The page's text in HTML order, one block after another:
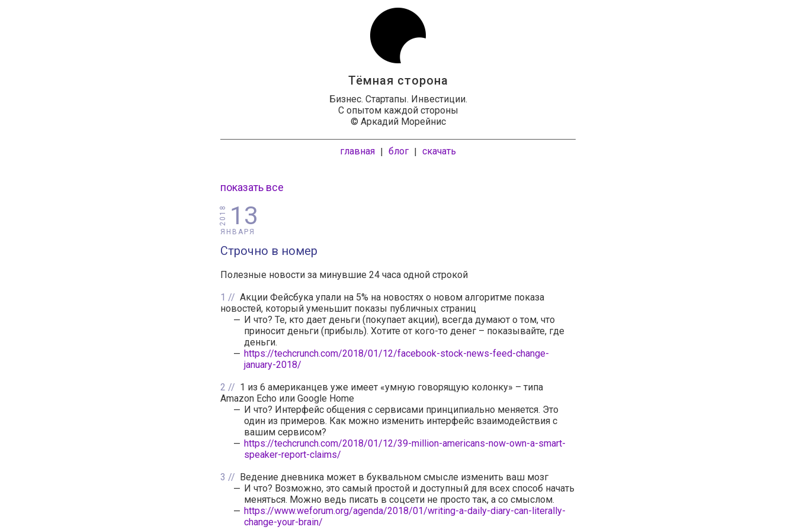
Тёмная сторона
Бизнес. Стартапы. Инвестиции.
С опытом каждой стороны
© Аркадий Морейнис
главная | блог | скачать
показать все
13
ЯНВАРЯ
2018
Строчно в номер
Полезные новости за минувшие 24 часа одной строкой
1
Акции Фейсбука упали на 5% на новостях о новом алгоритме показа
новостей, который уменьшит показы публичных страниц
И что? Те, кто дает деньги (покупает акции), всегда думают о том, что
приносит деньги (прибыль). Хотите от кого-то денег – показывайте, где
деньги.
https://techcrunch.com/2018/01/12/facebook-stock-news-feed-change-
january-2018/
2
1 из 6 американцев уже имеет «умную говорящую колонку» – типа
Amazon Echo или Google Home
И что? Интерфейс общения с сервисами принципиально меняется. Это
один из примеров. Как можно изменить интерфейс взаимодействия с
вашим сервисом?
https://techcrunch.com/2018/01/12/39-million-americans-now-own-a-smart-
speaker-report-claims/
3
Ведение дневника может в буквальном смысле изменить ваш мозг
И что? Возможно, это самый простой и доступный для всех способ начать
меняться. Можно ведь писать в соцсети не просто так, а со смыслом.
https://www.weforum.org/agenda/2018/01/writing-a-daily-diary-can-literally-
change-your-brain/